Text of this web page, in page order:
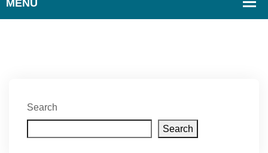
Search
Search